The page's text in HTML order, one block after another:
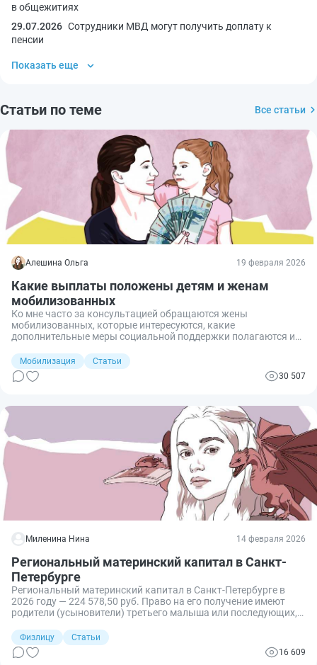
в общежитиях
29.07.2026 Сотрудники МВД могут получить доплату к
пенсии
Показать еще
Статьи по теме Все статьи
Алешина Ольга 19 февраля 2026
Какие выплаты положены детям и женам
мобилизованных
Ко мне часто за консультацией обращаются жены
мобилизованных, которые интересуются, какие
дополнительные меры социальной поддержки полагаются им
мобилизованных.
Мобилизация
Статьи
30 507
Миленина Нина 14 февраля 2026
Региональный материнский капитал в Санкт-
Петербурге
Региональный материнский капитал в Санкт-Петербурге в
2026 году — 224 578,50 руб. Право на его получение имеют
родители (усыновители) третьего малыша или последующих,
Ленинградской области условия другие. Рассказываем.
Физлицу
Статьи
16 609